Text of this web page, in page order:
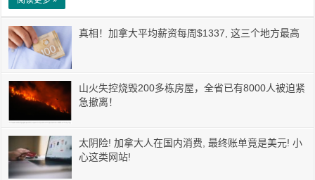
真相！加拿大平均薪资每周$1337, 这三个地方最高
山火失控烧毁200多栋房屋，全省已有8000人被迫紧
急撤离！
太阴险! 加拿大人在国内消费, 最终账单竟是美元! 小
心这类网站!